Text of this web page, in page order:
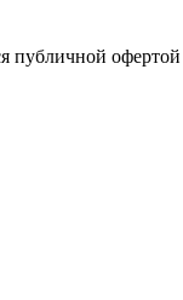
публичной офертой